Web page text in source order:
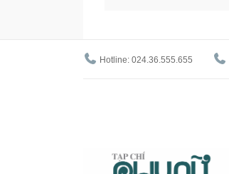
Hotline: 024.36.555.655